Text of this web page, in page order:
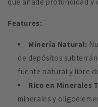
Features:
Minería Natural:
de depósitos
fuente natural y libre
Rico en Minerales
minerales y